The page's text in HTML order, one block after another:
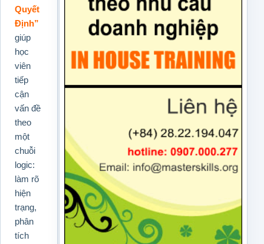
Quyết
Định”
giúp
học
viên
tiếp
cận
vấn đề
theo
một
chuỗi
logic:
làm rõ
hiện
trạng,
phân
tích